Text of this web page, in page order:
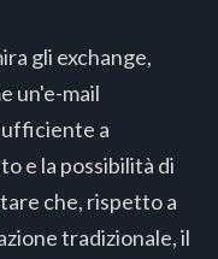
gli exchange,
un'e-mail
a
e la possibilità di
che, rispetto a
tradizionale, il